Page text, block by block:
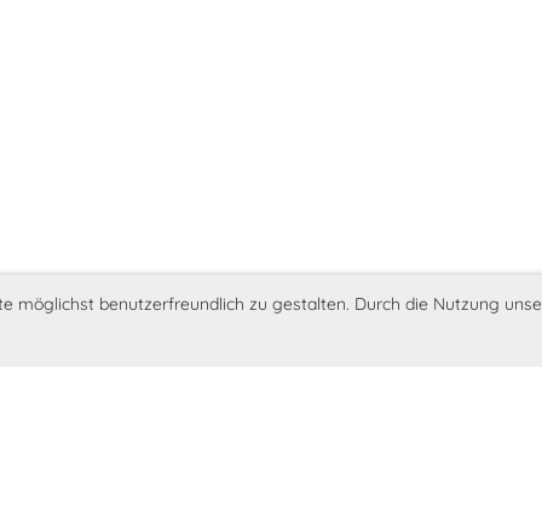
möglichst benutzerfreundlich zu gestalten. Durch die Nutzung